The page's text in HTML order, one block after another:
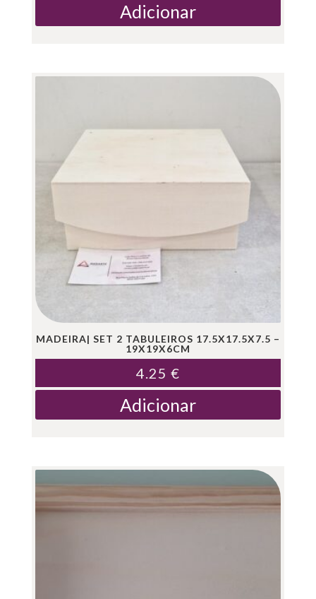
Adicionar
MADEIRA| SET 2 TABULEIROS 17.5X17.5X7.5 –
19X19X6CM
4.25 €
Adicionar